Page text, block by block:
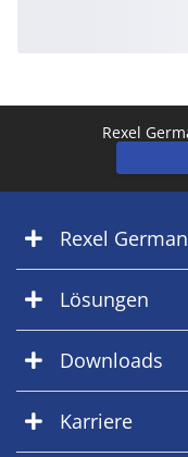
Rexel
Rexel
Lösungen
Downloads
Karriere